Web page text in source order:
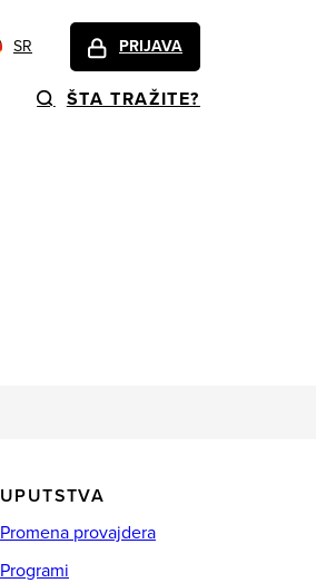
SR PRIJAVA
ŠTA TRAŽITE?
UPUTSTVA
Promena provajdera
Programi